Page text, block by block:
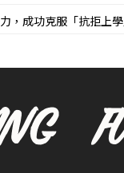
，成功克服「抗拒上學